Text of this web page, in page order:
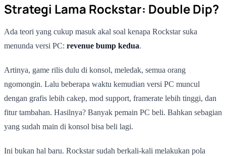
Strategi Lama Rockstar: Double Dip?
Ada teori yang cukup masuk akal soal kenapa Rockstar suka
menunda versi PC: revenue bump kedua.
Artinya, game rilis dulu di konsol, meledak, semua orang
ngomongin. Lalu beberapa waktu kemudian versi PC muncul
dengan grafis lebih cakep, mod support, framerate lebih tinggi, dan
fitur tambahan. Hasilnya? Banyak pemain PC beli. Bahkan sebagian
yang sudah main di konsol bisa beli lagi.
Ini bukan hal baru. Rockstar sudah berkali-kali melakukan pola